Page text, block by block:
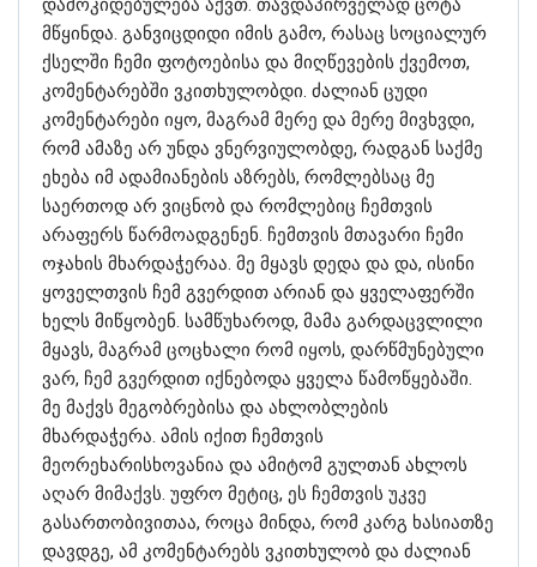
მწყინდა. განვიცდიდი იმის გამო, რასაც სოციალურ
ქსელში ჩემი ფოტოებისა და მიღწევების ქვემოთ,
კომენტარებში ვკითხულობდი. ძალიან ცუდი
კომენტარები იყო, მაგრამ მერე და მერე მივხვდი,
რომ ამაზე არ უნდა ვნერვიულობდე, რადგან საქმე
ეხება იმ ადამიანების აზრებს, რომლებსაც მე
საერთოდ არ ვიცნობ და რომლებიც ჩემთვის
არაფერს წარმოადგენენ. ჩემთვის მთავარი ჩემი
ოჯახის მხარდაჭერაა. მე მყავს დედა და და, ისინი
ყოველთვის ჩემ გვერდით არიან და ყველაფერში
ხელს მიწყობენ. სამწუხაროდ, მამა გარდაცვლილი
მყავს, მაგრამ ცოცხალი რომ იყოს, დარწმუნებული
ვარ, ჩემ გვერდით იქნებოდა ყველა წამოწყებაში.
მე მაქვს მეგობრებისა და ახლობლების
მხარდაჭერა. ამის იქით ჩემთვის
მეორეხარისხოვანია და ამიტომ გულთან ახლოს
აღარ მიმაქვს. უფრო მეტიც, ეს ჩემთვის უკვე
გასართობივითაა, როცა მინდა, რომ კარგ ხასიათზე
დავდგე, ამ კომენტარებს ვკითხულობ და ძალიან